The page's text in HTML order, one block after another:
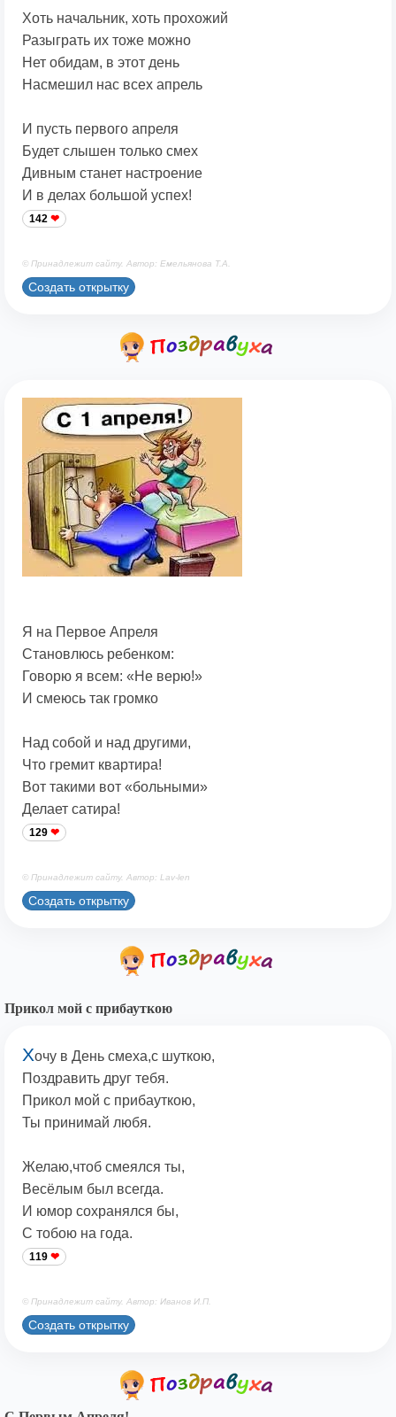
Хоть начальник, хоть прохожий
Разыграть их тоже можно
Нет обидам, в этот день
Насмешил нас всех апрель
И пусть первого апреля
Будет слышен только смех
Дивным станет настроение
И в делах большой успех!
142
© Принадлежит сайту. Автор: Емельянова Т.А.
Создать открытку
Я на Первое Апреля
Становлюсь ребенком:
Говорю я всем: «Не верю!»
И смеюсь так громко
Над собой и над другими,
Что гремит квартира!
Вот такими вот «больными»
Делает сатира!
129
© Принадлежит сайту. Автор: Lav-len
Создать открытку
Прикол мой с прибауткою
Хочу в День смеха,с шуткою,
Поздравить друг тебя.
Прикол мой с прибауткою,
Ты принимай любя.
Желаю,чтоб смеялся ты,
Весёлым был всегда.
И юмор сохранялся бы,
С тобою на года.
119
© Принадлежит сайту. Автор: Иванов И.П.
Создать открытку